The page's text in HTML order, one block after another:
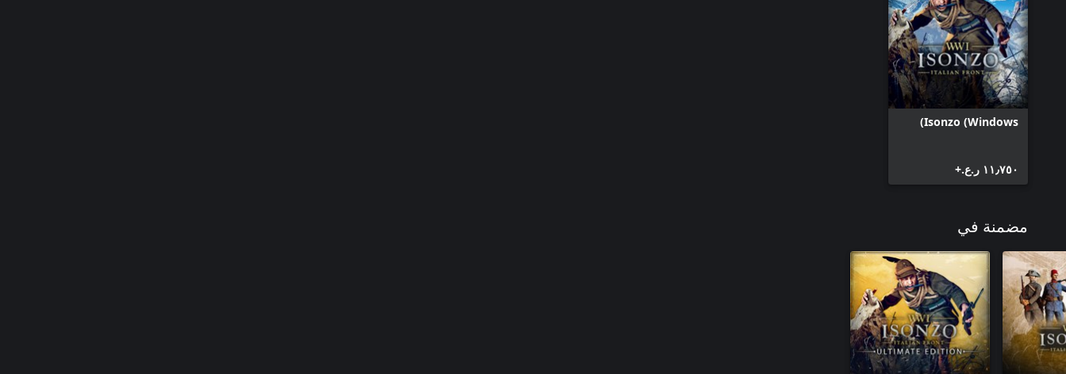
Isonzo (Windows)
١١٫٧٥٠ ر.ع.‏+
مضمنة في